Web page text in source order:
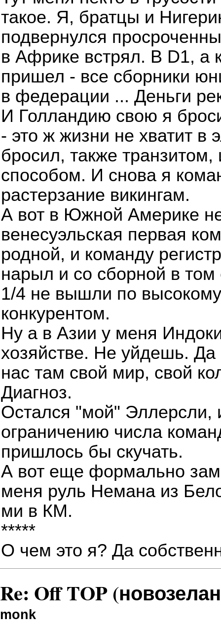
такое. Я, братцы и
подвернулся
в Африке встрял. В D1, а
пришел - все сборники
в федерации ... Деньги
И Голландию свою я
- это ж жизни не хватит в
бросил, также
способом. И снова я
растерзание викингам.
А вот в Южной Америке
венесуэльская первая
родной, и команду
нарыл и со сборной в
1/4 не вышли по высокому
конкурентом.
Ну а в Азии у меня
хозяйстве. Не уйдешь.
нас там свой мир, свой
Диагноз.
Остался "мой" Эллерсли,
ограничению числа
пришлось бы скучать.
А вот еще формально
меня руль Немана из
ми в КМ.
*****
О чем это я? Да
Re: Off TOP
monk